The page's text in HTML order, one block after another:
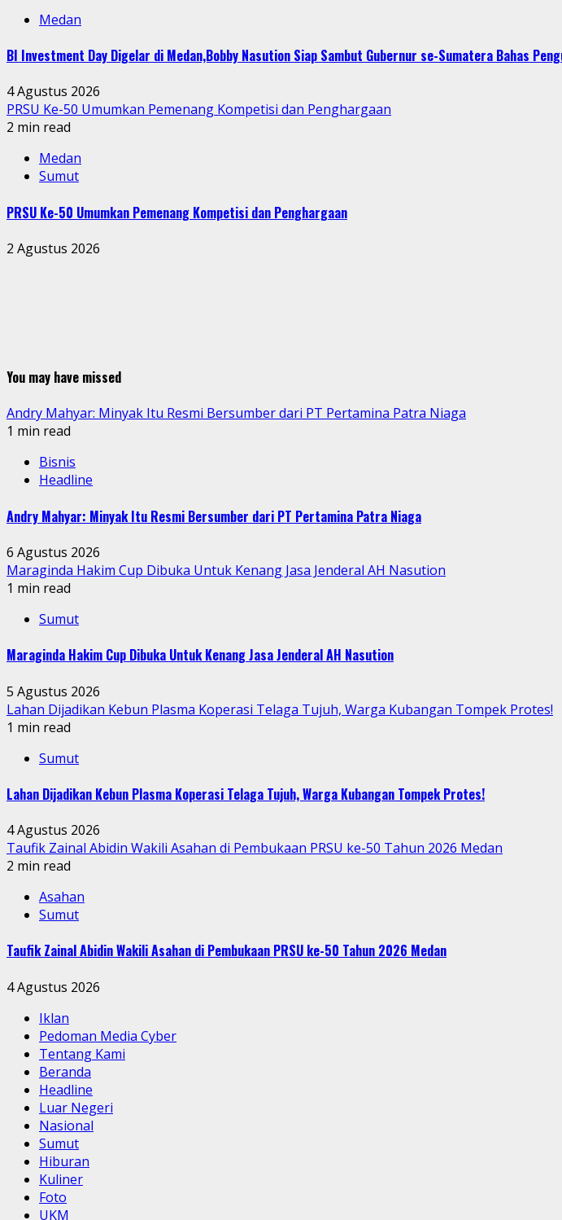
Medan
BI Investment Day Digelar di Medan,Bobby Nasution Siap Sambut Gubernur se-Sumatera Bahas
4 Agustus 2026
PRSU Ke-50 Umumkan Pemenang Kompetisi dan Penghargaan
2 min read
Medan
Sumut
PRSU Ke-50 Umumkan Pemenang Kompetisi dan Penghargaan
2 Agustus 2026
You may have missed
Andry Mahyar: Minyak Itu Resmi Bersumber dari PT Pertamina Patra Niaga
1 min read
Bisnis
Headline
Andry Mahyar: Minyak Itu Resmi Bersumber dari PT Pertamina Patra Niaga
6 Agustus 2026
Maraginda Hakim Cup Dibuka Untuk Kenang Jasa Jenderal AH Nasution
1 min read
Sumut
Maraginda Hakim Cup Dibuka Untuk Kenang Jasa Jenderal AH Nasution
5 Agustus 2026
Lahan Dijadikan Kebun Plasma Koperasi Telaga Tujuh, Warga Kubangan Tompek Protes!
1 min read
Sumut
Lahan Dijadikan Kebun Plasma Koperasi Telaga Tujuh, Warga Kubangan Tompek Protes!
4 Agustus 2026
Taufik Zainal Abidin Wakili Asahan di Pembukaan PRSU ke-50 Tahun 2026 Medan
2 min read
Asahan
Sumut
Taufik Zainal Abidin Wakili Asahan di Pembukaan PRSU ke-50 Tahun 2026 Medan
4 Agustus 2026
Iklan
Pedoman Media Cyber
Tentang Kami
Beranda
Headline
Luar Negeri
Nasional
Sumut
Hiburan
Kuliner
Foto
UKM